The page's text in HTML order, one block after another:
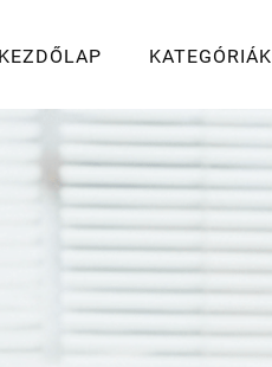
KEZDŐLAP KATEGÓRIÁK